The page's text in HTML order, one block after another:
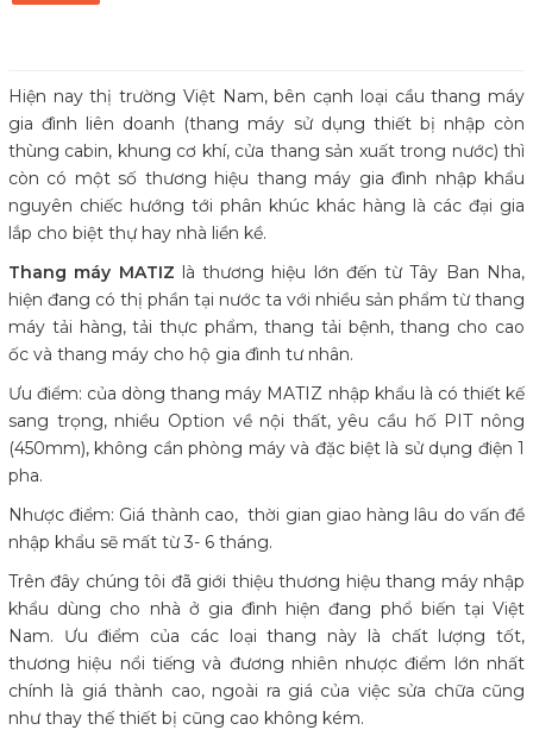
Hiện nay thị trường Việt Nam, bên cạnh loại cầu thang máy
gia đình liên doanh (thang máy sử dụng thiết bị nhập còn
thùng cabin, khung cơ khí, cửa thang sản xuất trong nước) thì
còn có một số thương hiệu thang máy gia đình nhập khẩu
nguyên chiếc hướng tới phân khúc khác hàng là các đại gia
lắp cho biệt thự hay nhà liền kề.
Thang máy MATIZ là thương hiệu lớn đến từ Tây Ban Nha,
hiện đang có thị phần tại nước ta với nhiều sản phẩm từ thang
máy tải hàng, tải thực phẩm, thang tải bệnh, thang cho cao
ốc và thang máy cho hộ gia đình tư nhân.
Ưu điểm: của dòng thang máy MATIZ nhập khẩu là có thiết kế
sang trọng, nhiều Option về nội thất, yêu cầu hố PIT nông
(450mm), không cần phòng máy và đặc biệt là sử dụng điện 1
pha.
Nhược điểm: Giá thành cao, thời gian giao hàng lâu do vấn đề
nhập khẩu sẽ mất từ 3- 6 tháng.
Trên đây chúng tôi đã giới thiệu thương hiệu thang máy nhập
khẩu dùng cho nhà ở gia đình hiện đang phổ biến tại Việt
Nam. Ưu điểm của các loại thang này là chất lượng tốt,
thương hiệu nổi tiếng và đương nhiên nhược điểm lớn nhất
chính là giá thành cao, ngoài ra giá của việc sửa chữa cũng
như thay thế thiết bị cũng cao không kém.